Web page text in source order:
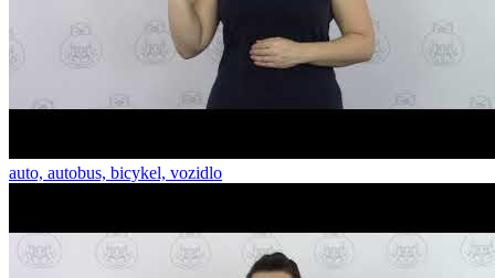
auto, autobus, bicykel, vozidlo